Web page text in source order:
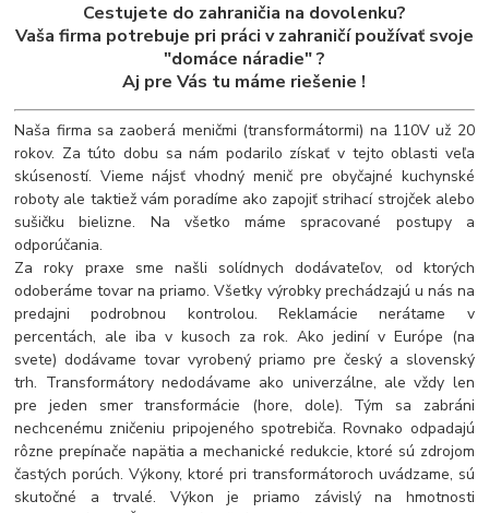
Cestujete do zahraničia na dovolenku?
Vaša firma potrebuje pri práci v zahraničí používať svoje
"domáce náradie" ?
Aj pre Vás tu máme riešenie !
Naša firma sa zaoberá meničmi (transformátormi) na 110V už 20
rokov. Za túto dobu sa nám podarilo získať v tejto oblasti veľa
skúseností. Vieme nájsť vhodný menič pre obyčajné kuchynské
roboty ale taktiež vám poradíme ako zapojiť strihací strojček alebo
sušičku bielizne. Na všetko máme spracované postupy a
odporúčania.
Za roky praxe sme našli solídnych dodávateľov, od ktorých
odoberáme tovar na priamo. Všetky výrobky prechádzajú u nás na
predajni podrobnou kontrolou. Reklamácie nerátame v
percentách, ale iba v kusoch za rok. Ako jediní v Európe (na
svete) dodávame tovar vyrobený priamo pre český a slovenský
trh. Transformátory nedodávame ako univerzálne, ale vždy len
pre jeden smer transformácie (hore, dole). Tým sa zabráni
nechcenému zničeniu pripojeného spotrebiča. Rovnako odpadajú
rôzne prepínače napätia a mechanické redukcie, ktoré sú zdrojom
častých porúch. Výkony, ktoré pri transformátoroch uvádzame, sú
skutočné a trvalé. Výkon je priamo závislý na hmotnosti